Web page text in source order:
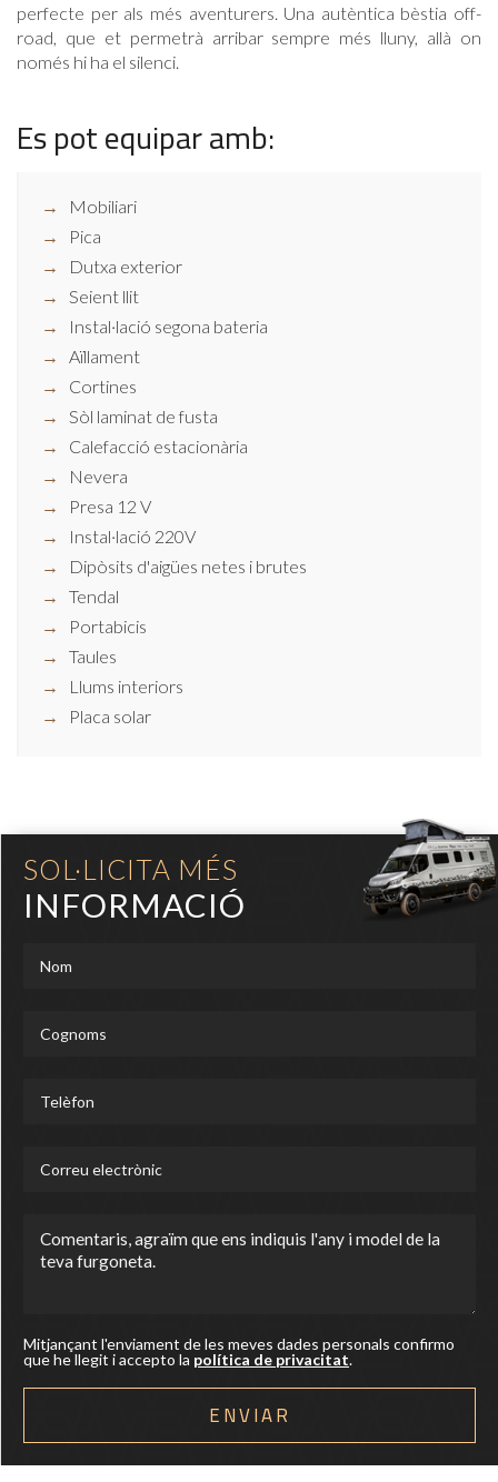
perfecte per als més aventurers. Una autèntica bèstia off-
road, que et permetrà arribar sempre més lluny, allà on
només hi ha el silenci.
Es pot equipar amb:
Mobiliari
Pica
Dutxa exterior
Seient llit
Instal·lació segona bateria
Aïllament
Cortines
Sòl laminat de fusta
Calefacció estacionària
Nevera
Presa 12 V
Instal·lació 220V
Dipòsits d'aigües netes i brutes
Tendal
Portabicis
Taules
Llums interiors
Placa solar
SOL·LICITA MÉS
INFORMACIÓ
Mitjançant l'enviament de les meves dades personals confirmo
que he llegit i accepto la política de privacitat.